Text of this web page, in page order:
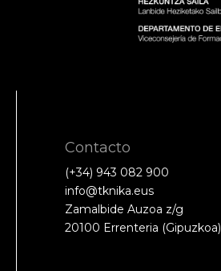
Contacto
(+34) 943 082 900
info@tknika.eus
Zamalbide Auzoa z/g
20100 Errenteria (Gipuzkoa)